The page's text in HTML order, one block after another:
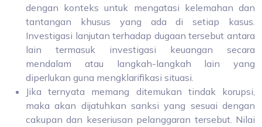
dengan konteks untuk mengatasi kelemahan dan
tantangan khusus yang ada di setiap kasus.
Investigasi lanjutan terhadap dugaan tersebut antara
lain termasuk investigasi keuangan secara
mendalam atau langkah-langkah lain yang
diperlukan guna mengklarifikasi situasi.
Jika ternyata memang ditemukan tindak korupsi,
maka akan dijatuhkan sanksi yang sesuai dengan
cakupan dan keseriusan pelanggaran tersebut. Nilai